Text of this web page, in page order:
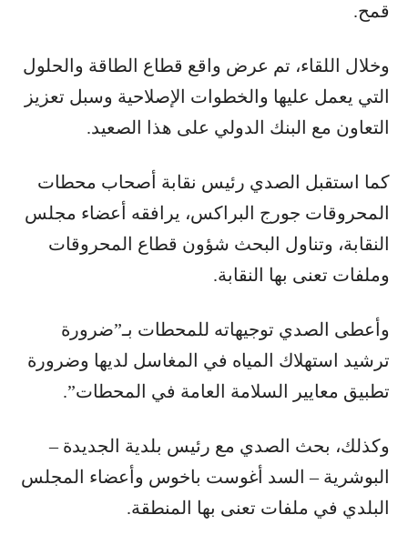
قمح.
وخلال اللقاء، تم عرض واقع قطاع الطاقة والحلول
التي يعمل عليها والخطوات الإصلاحية وسبل تعزيز
التعاون مع البنك الدولي على هذا الصعيد.
كما استقبل الصدي رئيس نقابة أصحاب محطات
المحروقات جورج البراكس، يرافقه أعضاء مجلس
النقابة، وتناول البحث شؤون قطاع المحروقات
وملفات تعنى بها النقابة.
وأعطى الصدي توجيهاته للمحطات بـ”ضرورة
ترشيد استهلاك المياه في المغاسل لديها وضرورة
تطبيق معايير السلامة العامة في المحطات”.
وكذلك، بحث الصدي مع رئيس بلدية الجديدة –
البوشرية – السد أغوست باخوس وأعضاء المجلس
البلدي في ملفات تعنى بها المنطقة.